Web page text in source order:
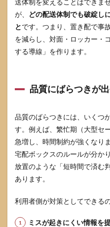
送体制を変えることはできま
が、
どの配送体制でも破綻し
とです。つまり、置き配で事
を減らし、対面・ロッカー・
する導線」を作ります。
品質にばらつきが
品質のばらつきには、いくつ
す。例えば、繁忙期（大型セ
急増し、時間制約が強くなり
宅配ボックスのルールが分か
放置のような「短時間で済む
あります。
利用者側が対策としてできる
ミスが起きにくい情報を